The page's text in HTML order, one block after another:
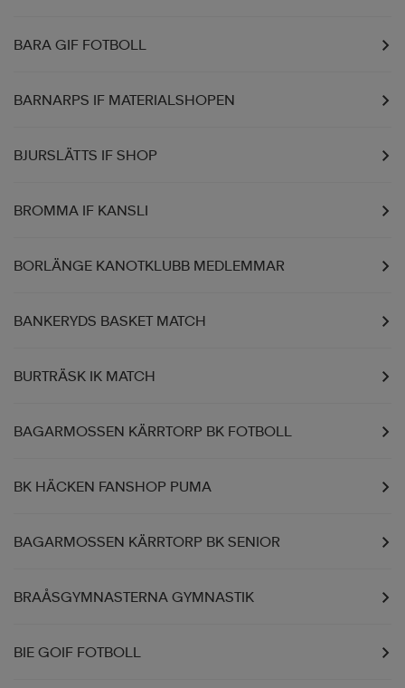
BARA GIF FOTBOLL
BARNARPS IF MATERIALSHOPEN
BJURSLÄTTS IF SHOP
BROMMA IF KANSLI
BORLÄNGE KANOTKLUBB MEDLEMMAR
BANKERYDS BASKET MATCH
BURTRÄSK IK MATCH
BAGARMOSSEN KÄRRTORP BK FOTBOLL
BK HÄCKEN FANSHOP PUMA
BAGARMOSSEN KÄRRTORP BK SENIOR
BRAÅSGYMNASTERNA GYMNASTIK
BIE GOIF FOTBOLL